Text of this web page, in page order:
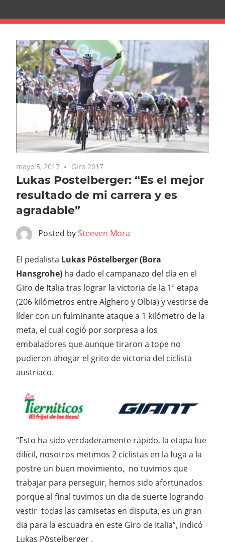
mayo 5, 2017 Giro 2017
Lukas Postelberger: “Es el mejor
resultado de mi carrera y es
agradable”
Posted bySteeven Mora
El pedalista Lukas Pöstelberger (Bora
Hansgrohe) ha dado el campanazo del día en el
Giro de Italia tras lograr la victoria de la 1ª etapa
(206 kilómetros entre Alghero y Olbia) y vestirse de
líder con un fulminante ataque a 1 kilómetro de la
meta, el cual cogió por sorpresa a los
embaladores que aunque tiraron a tope no
pudieron ahogar el grito de victoria del ciclista
austriaco.
“Esto ha sido verdaderamente rápido, la etapa fue
difícil, nosotros metimos 2 ciclistas en la fuga a la
postre un buen movimiento, no tuvimos que
trabajar para perseguir, hemos sido afortunados
porque al final tuvimos un dia de suerte logrando
vestir todas las camisetas en disputa, es un gran
dia para la escuadra en este Giro de Italia”, indicó
Lukas Pöstelberger .